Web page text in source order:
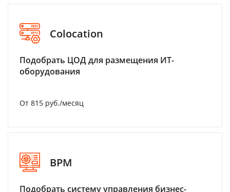
Colocation
Подобрать ЦОД для размещения ИТ-
оборудования
От 815 руб./месяц
BPM
Подобрать систему управления бизнес-